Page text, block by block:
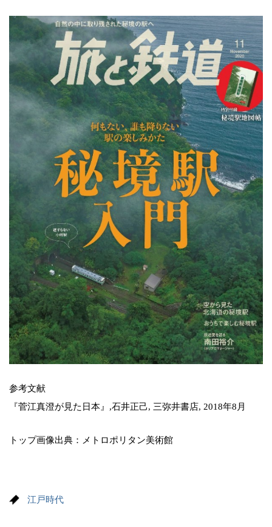
参考文献
『菅江真澄が見た日本』,石井正己, 三弥井書店, 2018年8月
トップ画像出典：メトロポリタン美術館
江戸時代